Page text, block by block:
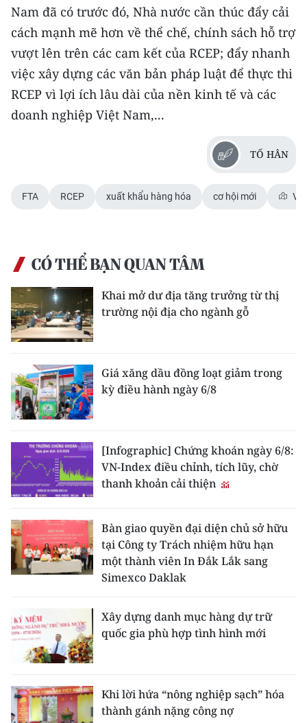
Nam đã có trước đó, Nhà nước cần thúc đẩy cải
cách mạnh mẽ hơn về thể chế, chính sách hỗ trợ
vượt lên trên các cam kết của RCEP; đẩy nhanh
việc xây dựng các văn bản pháp luật để thực thi
RCEP vì lợi ích lâu dài của nền kinh tế và các
doanh nghiệp Việt Nam,...
TỐ HÂN
FTA RCEP xuất khẩu hàng hóa cơ hội mới
CÓ THỂ BẠN QUAN TÂM
Khai mở dư địa tăng trưởng từ thị
trường nội địa cho ngành gỗ
Giá xăng dầu đồng loạt giảm trong
kỳ điều hành ngày 6/8
[Infographic] Chứng khoán ngày 6/8:
VN-Index điều chỉnh, tích lũy, chờ
thanh khoản cải thiện
Bàn giao quyền đại diện chủ sở hữu
tại Công ty Trách nhiệm hữu hạn
một thành viên In Đắk Lắk sang
Simexco Daklak
Xây dựng danh mục hàng dự trữ
quốc gia phù hợp tình hình mới
Khi lời hứa “nông nghiệp sạch” hóa
thành gánh nặng công nợ